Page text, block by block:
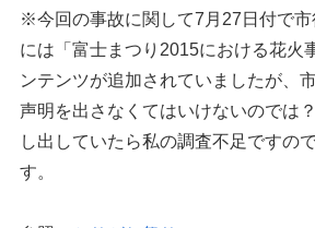
※今回の事故に関して7月27日付で
には「富士まつり2015における花火
ンテンツが追加されていましたが、
声明を出さなくてはいけないのでは
し出していたら私の調査不足ですの
す。